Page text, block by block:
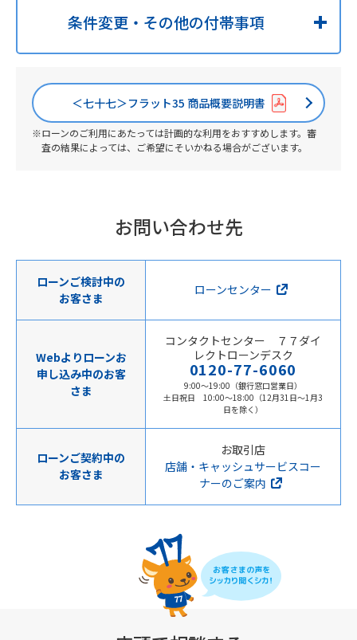
条件変更・その他の付帯事項
＜七十七＞フラット35 商品概要説明書
ローンのご利用にあたっては計画的な利用をおすすめします。審
査の結果によっては、ご希望にそいかねる場合がございます。
お問い合わせ先
ローンご検討中の
お客さま
ローンセンター
Webよりローンお
申し込み中のお客
さま
コンタクトセンター ７７ダイ
レクトローンデスク
0120-77-6060
9:00～19:00（銀行窓口営業日）
土日祝日 10:00～18:00（12月31日～1月3
日を除く）
ローンご契約中の
お客さま
お取引店
店舗・キャッシュサービスコー
ナーのご案内